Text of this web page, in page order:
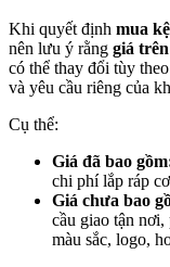
Khi quyết định mua
nên lưu ý rằng giá
có thể thay đổi tùy theo
và yêu cầu riêng của
Cụ thể:
Giá đã bao
chi phí lắp ráp
Giá chưa bao
cầu giao tận nơi,
màu sắc, logo,